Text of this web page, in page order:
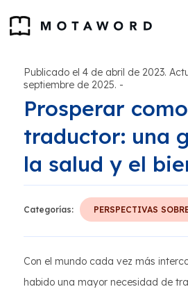
Publicado el 4 de abril de 2023.
septiembre de 2025. -
Prosperar como
traductor: una
la salud y el
Categorías: PERSPECTIVAS
Con el mundo cada vez más
habido una mayor necesidad de